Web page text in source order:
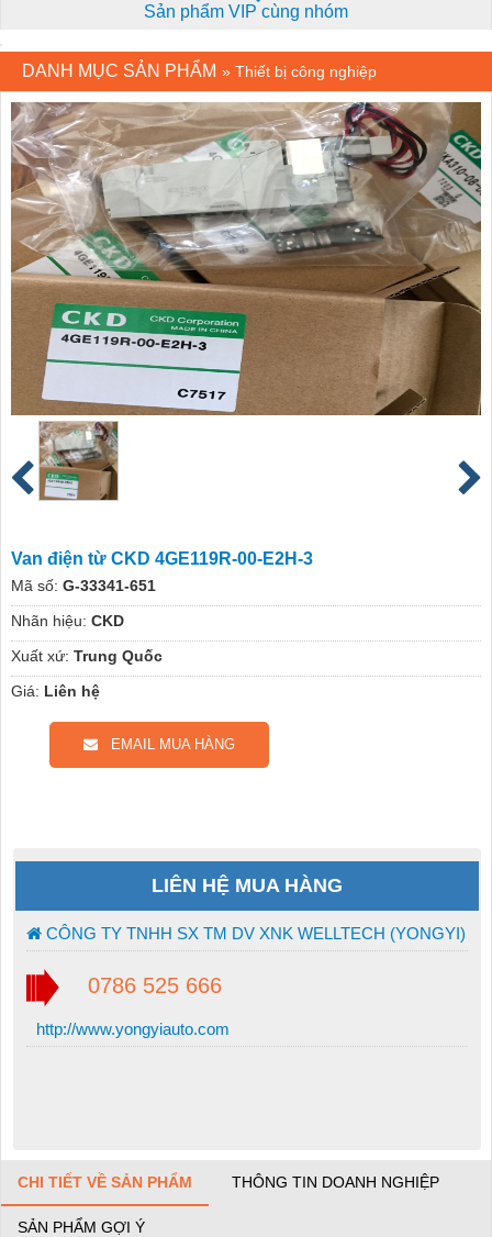
Sản phẩm VIP cùng nhóm
DANH MỤC SẢN PHẨM » Thiết bị công nghiệp
Van điện từ CKD 4GE119R-00-E2H-3
Mã số: G-33341-651
Nhãn hiệu: CKD
Xuất xứ: Trung Quốc
Giá: Liên hệ
EMAIL MUA HÀNG
LIÊN HỆ MUA HÀNG
CÔNG TY TNHH SX TM DV XNK WELLTECH (YONGYI)
0786 525 666
http://www.yongyiauto.com
CHI TIẾT VỀ SẢN PHẨM THÔNG TIN DOANH NGHIỆP
SẢN PHẨM GỢI Ý